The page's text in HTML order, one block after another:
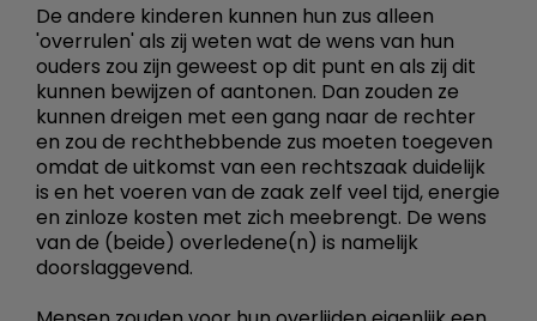
De andere kinderen kunnen hun zus alleen
'overrulen' als zij weten wat de wens van hun
ouders zou zijn geweest op dit punt en als zij dit
kunnen bewijzen of aantonen. Dan zouden ze
kunnen dreigen met een gang naar de rechter
en zou de rechthebbende zus moeten toegeven
omdat de uitkomst van een rechtszaak duidelijk
is en het voeren van de zaak zelf veel tijd, energie
en zinloze kosten met zich meebrengt. De wens
van de (beide) overledene(n) is namelijk
doorslaggevend.